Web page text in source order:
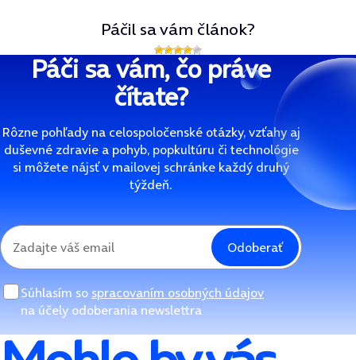
Páčil sa vám článok?
Páči sa vám, čo práve
čítate?
Rôzne pohľady na celospoločenské otázky, vzťahy aj
duševné zdravie a pohyb, popkultúru či technológie
si môžete nájsť v mailovej schránke každý druhý
týždeň.
Odoberať
Súhlasím so spracovaním osobných údajov
na účely odoberania newslettra